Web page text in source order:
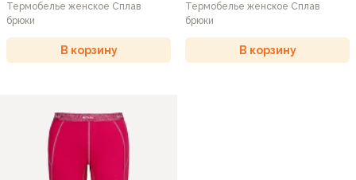
Термобелье женское Сплав
брюки
В корзину
Термобелье женское Сплав
брюки
В корзину